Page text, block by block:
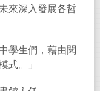
來深入發展各哲
學生們，藉由閱
式。」